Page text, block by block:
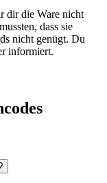
dir die Ware nicht
dass sie
nicht genügt. Du
informiert.